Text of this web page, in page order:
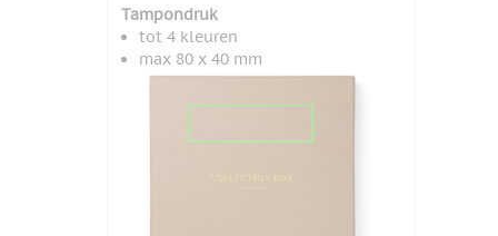
Tampondruk
tot 4 kleuren
max 80 x 40 mm